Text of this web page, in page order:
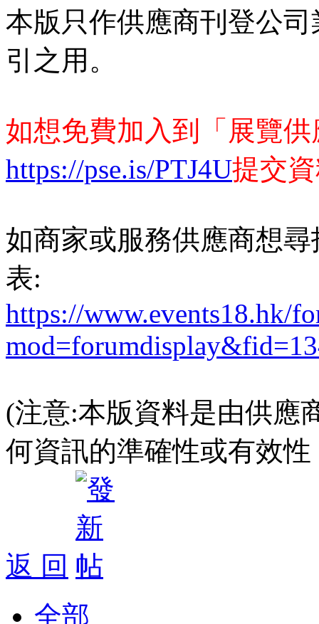
本版只作供應商刊登公
引之用。
如想免費加入到「展覽
https://pse.is/PTJ4U提交
如商家或服務供應商想
表:
https://www.events18.hk/
(注意:本版資料是由供應
何資訊的準確性或有效
返 回
全部